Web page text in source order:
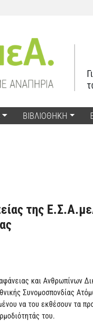
ΒΙΒΛΙΟΘΗΚΗ
της
και Ανθρωπίνων
Συνομοσπονδίας
να του εκθέσουν τα
του.